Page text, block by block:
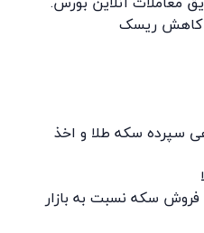
کاهش ریسک
سپرده سکه طلا و اخذ
سکه نسبت به بازار